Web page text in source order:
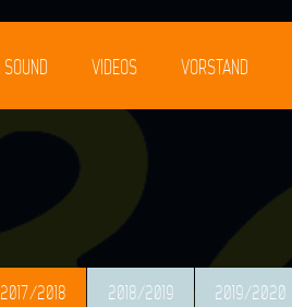
SOUND VIDEOS VORSTAND
2017/2018 2018/2019 2019/2020